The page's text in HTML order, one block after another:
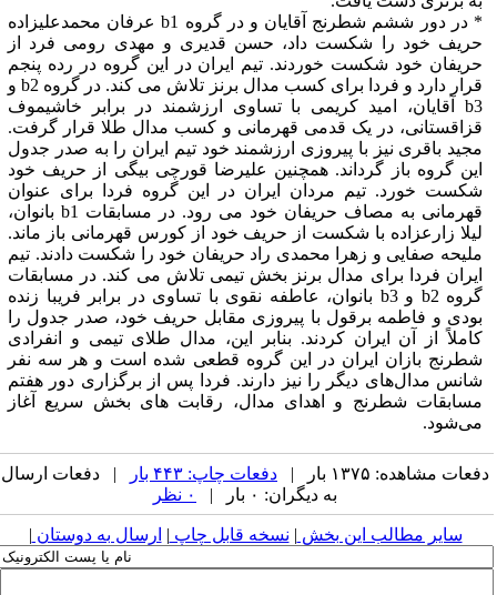
* در دور ششم شطرنج آقایان و در گروه b1 عرفان محمدعلیزاده
حریف خود را شکست داد، حسن قدیری و مهدی رومی فرد از
حریفان خود شکست خوردند. تیم ایران در این گروه در رده پنجم
قرار دارد و فردا برای کسب مدال برنز تلاش می کند. در گروه b2 و
b3 آقایان، امید کریمی با تساوی ارزشمند در برابر خاشیموف
قزاقستانی، در یک قدمی قهرمانی و کسب مدال طلا قرار گرفت.
مجید باقری نیز با پیروزی ارزشمند خود تیم ایران را به صدر جدول
این گروه باز گرداند. همچنین علیرضا قورچی بیگی از حریف خود
شکست خورد. تیم مردان ایران در این گروه فردا برای عنوان
قهرمانی به مصاف حریفان خود می رود. در مسابقات b1 بانوان،
لیلا زارعزاده با شکست از حریف خود از کورس قهرمانی باز ماند.
ملیحه صفایی و زهرا محمدی راد حریفان خود را شکست دادند. تیم
ایران فردا برای مدال برنز بخش تیمی تلاش می کند. در مسابقات
گروه b2 و b3 بانوان، عاطفه نقوی با تساوی در برابر فریبا زنده
بودی و فاطمه برقول با پیروزی مقابل حریف خود، صدر جدول را
کاملاً از آن ایران کردند. بنابر این، مدال طلای تیمی و انفرادی
شطرنج بازان ایران در این گروه قطعی شده است و هر سه نفر
شانس مدال‌های دیگر را نیز دارند. فردا پس از برگزاری دور هفتم
مسابقات شطرنج و اهدای مدال، رقابت های بخش سریع آغاز
می‌شود.
دفعات مشاهده: ۱۳۷۵ بار | دفعات چاپ: ۴۴۳ بار
| دفعات ارسال
به دیگران: ۰ بار |
۰ نظر
سایر مطالب این بخش | نسخه قابل چاپ | ارسال به دوستان |